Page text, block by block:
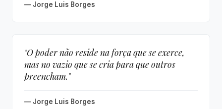
— Jorge Luis Borges
"O poder não reside na força que se exerce,
mas no vazio que se cria para que outros
preencham."
— Jorge Luis Borges